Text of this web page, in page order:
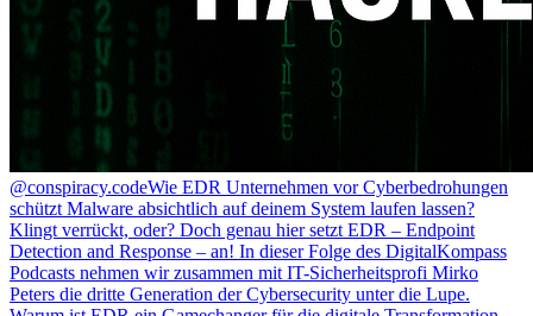
@conspiracy.codeWie EDR Unternehmen vor Cyberbedrohungen
schützt Malware absichtlich auf deinem System laufen lassen?
Klingt verrückt, oder? Doch genau hier setzt EDR – Endpoint
Detection and Response – an! In dieser Folge des DigitalKompass
Podcasts nehmen wir zusammen mit IT-Sicherheitsprofi Mirko
Peters die dritte Generation der Cybersecurity unter die Lupe.